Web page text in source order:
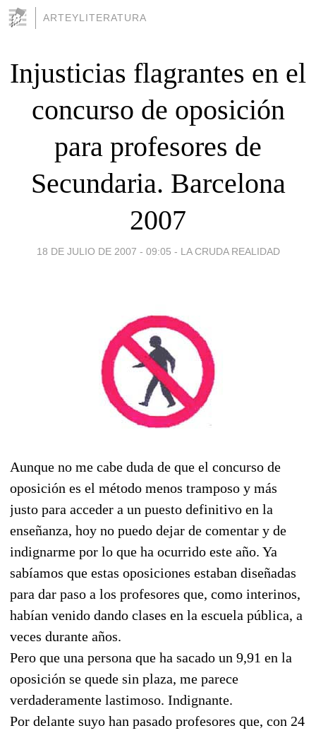
ARTEYLITERATURA
Injusticias flagrantes en el
concurso de oposición
para profesores de
Secundaria. Barcelona
2007
18 DE JULIO DE 2007 - 09:05 - LA CRUDA REALIDAD
Aunque no me cabe duda de que el concurso de
oposición es el método menos tramposo y más
justo para acceder a un puesto definitivo en la
enseñanza, hoy no puedo dejar de comentar y de
indignarme por lo que ha ocurrido este año. Ya
sabíamos que estas oposiciones estaban diseñadas
para dar paso a los profesores que, como interinos,
habían venido dando clases en la escuela pública, a
veces durante años.
Pero que una persona que ha sacado un 9,91 en la
oposición se quede sin plaza, me parece
verdaderamente lastimoso. Indignante.
Por delante suyo han pasado profesores que, con 24